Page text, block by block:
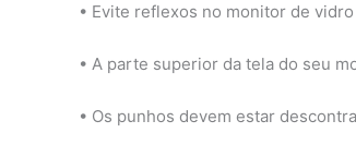
• Evite reflexos no monitor de
• A parte superior da tela do seu
• Os punhos devem estar